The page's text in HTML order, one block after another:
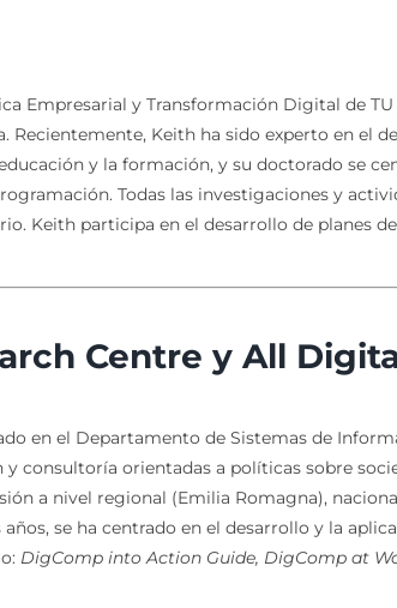
Empresarial y Transformación Digital de
Recientemente, Keith ha sido experto en el
y la formación, y su doctorado se
Todas las investigaciones y
Keith participa en el desarrollo de planes
Centre y All
en el Departamento de Sistemas de
consultoría orientadas a políticas sobre
a nivel regional (Emilia Romagna),
se ha centrado en el desarrollo y la
DigComp into Action Guide, DigComp at